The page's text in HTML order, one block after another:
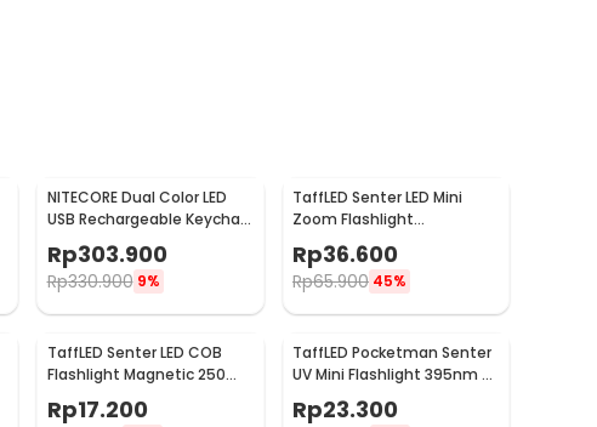
NITECORE Dual Color LED
USB Rechargeable Keychain
Light - THUMB
Rp303.900
Rp330.900 9%
TaffLED Senter LED Mini
Zoom Flashlight
Rechargeable Q5 2000
Lumens
Rp36.600
Rp65.900 45%
TaffLED Senter LED COB
Flashlight Magnetic 250
Lumens - BC12
Rp17.200
TaffLED Pocketman Senter
UV Mini Flashlight 395nm -
P1-UV
Rp23.300